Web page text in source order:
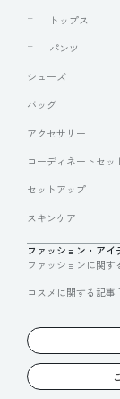
トップス
パンツ
シューズ
バッグ
アクセサリー
コーディネートセッ
セットアップ
スキンケア
ファッション・アイ
ファッションに関す
コスメに関する記事